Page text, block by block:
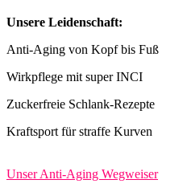
Unsere Leidenschaft:
Anti-Aging von Kopf bis Fuß
Wirkpflege mit super INCI
Zuckerfreie Schlank-Rezepte
Kraftsport für straffe Kurven
Unser Anti-Aging Wegweiser